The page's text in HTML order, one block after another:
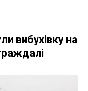
вибухівку на